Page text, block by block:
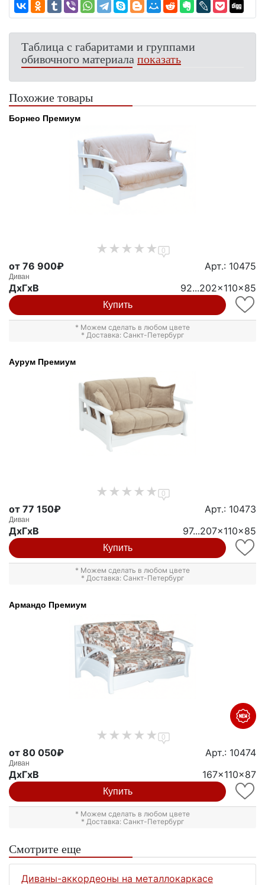
Таблица с габаритами и группами
обивочного материалапоказать
Похожие товары
Борнео Премиум
0
от 76 900₽ Арт.: 10475
Диван
ДxГxВ 92...202x110x85
Купить
* Можем сделать в любом цвете
* Доставка: Санкт-Петербург
Аурум Премиум
0
от 77 150₽ Арт.: 10473
Диван
ДxГxВ 97...207x110x85
Купить
* Можем сделать в любом цвете
* Доставка: Санкт-Петербург
Армандо Премиум
0
от 80 050₽ Арт.: 10474
Диван
ДxГxВ 167x110x87
Купить
* Можем сделать в любом цвете
* Доставка: Санкт-Петербург
Смотрите еще
Диваны-аккордеоны на металлокаркасе